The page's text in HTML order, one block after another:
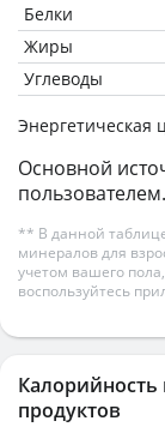
Белки
Жиры
Углеводы
Энергетическая
Основной
пользователем.
** В данной
минералов для
учетом вашего
воспользуйтесь
Калорийность
продуктов